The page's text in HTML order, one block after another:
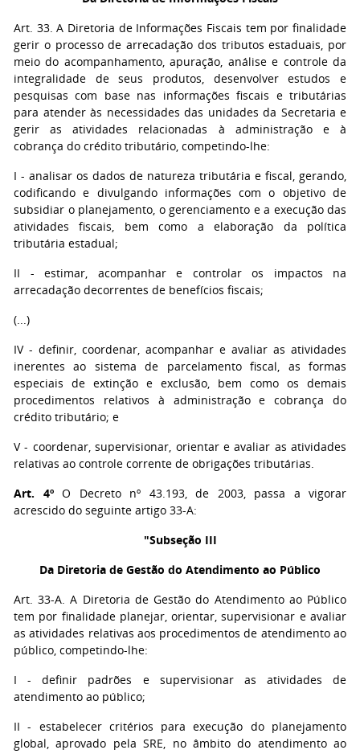
Art. 33. A Diretoria de Informações Fiscais tem por finalidade
gerir o processo de arrecadação dos tributos estaduais, por
meio do acompanhamento, apuração, análise e controle da
integralidade de seus produtos, desenvolver estudos e
pesquisas com base nas informações fiscais e tributárias
para atender às necessidades das unidades da Secretaria e
gerir as atividades relacionadas à administração e à
cobrança do crédito tributário, competindo-lhe:
I - analisar os dados de natureza tributária e fiscal, gerando,
codificando e divulgando informações com o objetivo de
subsidiar o planejamento, o gerenciamento e a execução das
atividades fiscais, bem como a elaboração da política
tributária estadual;
II - estimar, acompanhar e controlar os impactos na
arrecadação decorrentes de benefícios fiscais;
(...)
IV - definir, coordenar, acompanhar e avaliar as atividades
inerentes ao sistema de parcelamento fiscal, as formas
especiais de extinção e exclusão, bem como os demais
procedimentos relativos à administração e cobrança do
crédito tributário; e
V - coordenar, supervisionar, orientar e avaliar as atividades
relativas ao controle corrente de obrigações tributárias.
Art. 4ºO Decreto nº 43.193, de 2003, passa a vigorar
acrescido do seguinte artigo 33-A:
"Subseção III
Da Diretoria de Gestão do Atendimento ao Público
Art. 33-A. A Diretoria de Gestão do Atendimento ao Público
tem por finalidade planejar, orientar, supervisionar e avaliar
as atividades relativas aos procedimentos de atendimento ao
público, competindo-lhe:
I - definir padrões e supervisionar as atividades de
atendimento ao público;
II - estabelecer critérios para execução do planejamento
global, aprovado pela SRE, no âmbito do atendimento ao